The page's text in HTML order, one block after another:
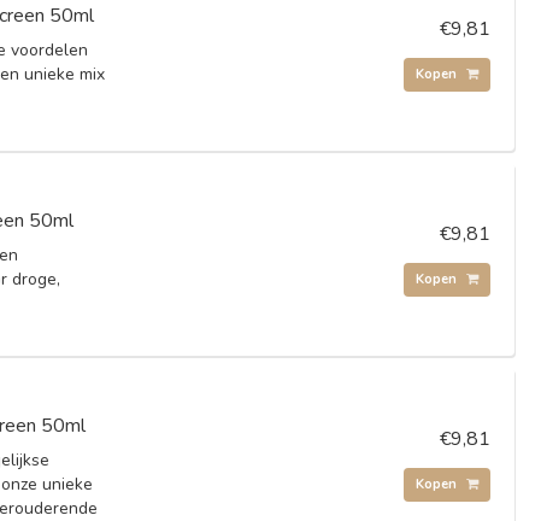
50ml
voordelen
unieke mix
€9,81
Kopen
50ml
droge,
€9,81
Kopen
50ml
unieke
€9,81
Kopen